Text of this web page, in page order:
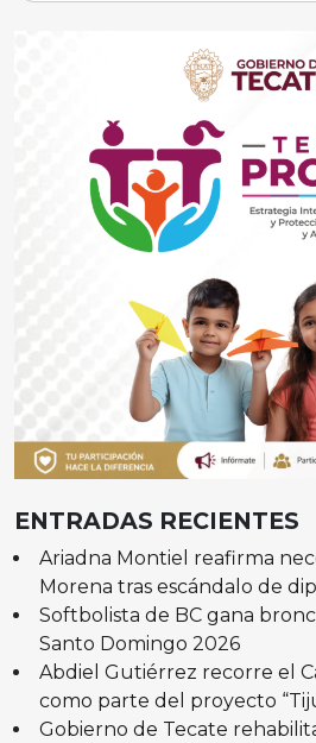
ENTRADAS RECIENTES
Ariadna Montiel reafirma
Morena tras escándalo de
Softbolista de BC gana
Santo Domingo 2026
Abdiel Gutiérrez recorre el
como parte del proyecto
Gobierno de Tecate